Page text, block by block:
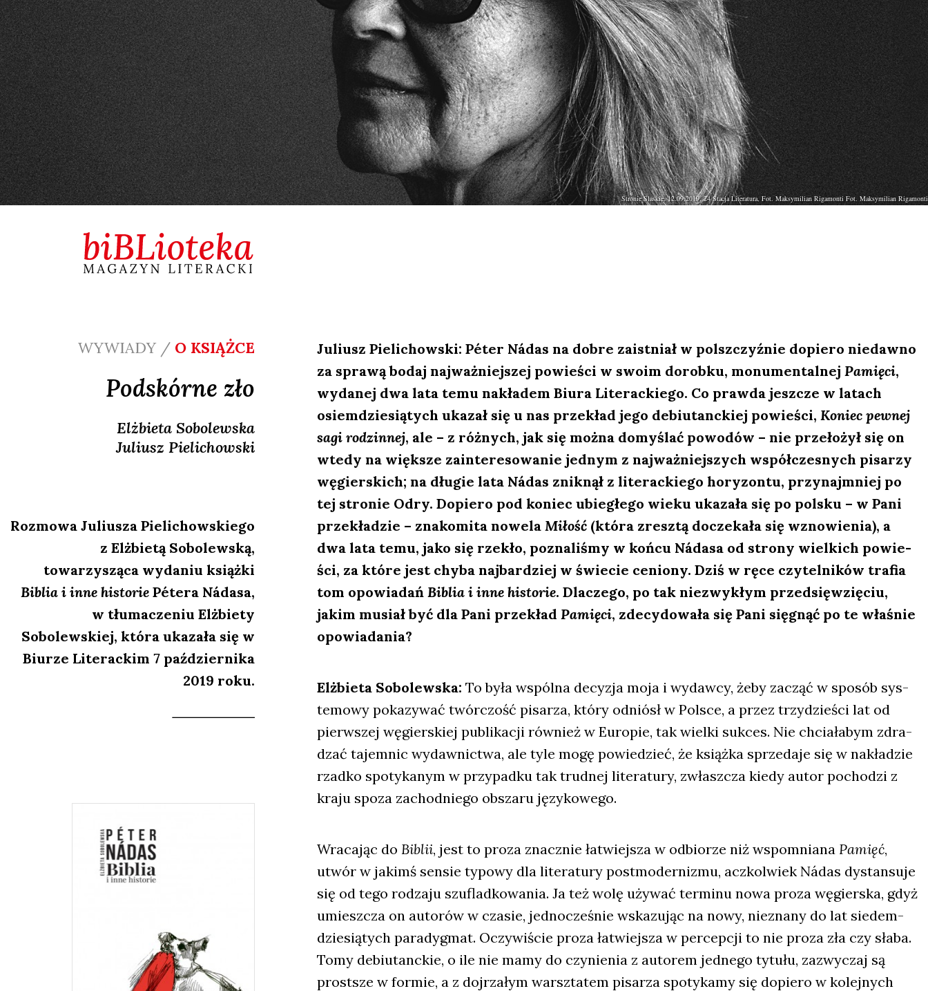
Stronie Slaskie, 12.09.2019. 24 Stacja Literatura, Fot. Maksymilian Rigamonti Fot. Maksymilian Rigamonti
WYWIADY / O KSIĄŻCE
Podskórne zło
Elżbieta Sobolewska
Juliusz Pielichowski
Rozmowa Juliusza Pielichowskiego
z Elżbietą Sobolewską,
towarzysząca wydaniu książki
Biblia i inne historie Pétera Nádasa,
w tłumaczeniu Elżbiety
Sobolewskiej, która ukazała się w
Biurze Literackim 7 października
2019 roku.
Juliusz Pie­li­chow­ski: Péter Nádas na dobre zaist­niał w pol­sz­czyź­nie dopie­ro nie­daw­no
za spra­wą bodaj naj­waż­niej­szej powie­ści w swo­im dorob­ku, monu­men­tal­nej Pamię­ci,
wyda­nej dwa lata temu nakła­dem Biu­ra Lite­rac­kie­go. Co praw­da jesz­cze w latach
osiem­dzie­sią­tych uka­zał się u nas prze­kład jego debiu­tanc­kiej powie­ści, Koniec pew­nej
sagi rodzin­nej, ale – z róż­nych, jak się moż­na domy­ślać powo­dów – nie prze­ło­żył się on
wte­dy na więk­sze zain­te­re­so­wa­nie jed­nym z naj­waż­niej­szych współ­cze­snych pisa­rzy
węgier­skich; na dłu­gie lata Nádas znik­nął z lite­rac­kie­go hory­zon­tu, przy­naj­mniej po
tej stro­nie Odry. Dopie­ro pod koniec ubie­głe­go wie­ku uka­za­ła się po pol­sku – w Pani
prze­kła­dzie – zna­ko­mi­ta nowe­la Miłość(któ­ra zresz­tą docze­ka­ła się wzno­wie­nia), a
dwa lata temu, jako się rze­kło, pozna­li­śmy w koń­cu Náda­sa od stro­ny wiel­kich powie­
ści, za któ­re jest chy­ba naj­bar­dziej w świe­cie cenio­ny. Dziś w ręce czy­tel­ni­ków tra­fia
tom opo­wia­dań Biblia i inne histo­rie. Dla­cze­go, po tak nie­zwy­kłym przed­się­wzię­ciu,
jakim musiał być dla Pani prze­kład Pamię­ci, zde­cy­do­wa­ła się Pani się­gnąć po te wła­śnie
opo­wia­da­nia?
Elż­bie­ta Sobo­lew­ska: To była wspól­na decy­zja moja i wydaw­cy, żeby zacząć w spo­sób sys­
te­mo­wy poka­zy­wać twór­czość pisa­rza, któ­ry odniósł w Pol­sce, a przez trzy­dzie­ści lat od
pierw­szej węgier­skiej publi­ka­cji rów­nież w Euro­pie, tak wiel­ki suk­ces. Nie chcia­ła­bym zdra­
dzać tajem­nic wydaw­nic­twa, ale tyle mogę powie­dzieć, że książ­ka sprze­da­je się w nakła­dzie
rzad­ko spo­ty­ka­nym w przy­pad­ku tak trud­nej lite­ra­tu­ry, zwłasz­cza kie­dy autor pocho­dzi z
kra­ju spo­za zachod­nie­go obsza­ru języ­ko­we­go.
Wra­ca­jąc do Biblii, jest to pro­za znacz­nie łatwiej­sza w odbio­rze niż wspo­mnia­na Pamięć,
utwór w jakimś sen­sie typo­wy dla lite­ra­tu­ry post­mo­der­ni­zmu, acz­kol­wiek Nádas dystan­su­je
się od tego rodza­ju szu­flad­ko­wa­nia. Ja też wolę uży­wać ter­mi­nu nowa pro­za węgier­ska, gdyż
umiesz­cza on auto­rów w cza­sie, jed­no­cze­śnie wska­zu­jąc na nowy, nie­zna­ny do lat sie­dem­
dzie­sią­tych para­dyg­mat. Oczy­wi­ście pro­za łatwiej­sza w per­cep­cji to nie pro­za zła czy sła­ba.
Tomy debiu­tanc­kie, o ile nie mamy do czy­nie­nia z auto­rem jed­ne­go tytu­łu, zazwy­czaj są
prost­sze w for­mie, a z doj­rza­łym warsz­ta­tem pisa­rza spo­ty­ka­my się dopie­ro w kolej­nych